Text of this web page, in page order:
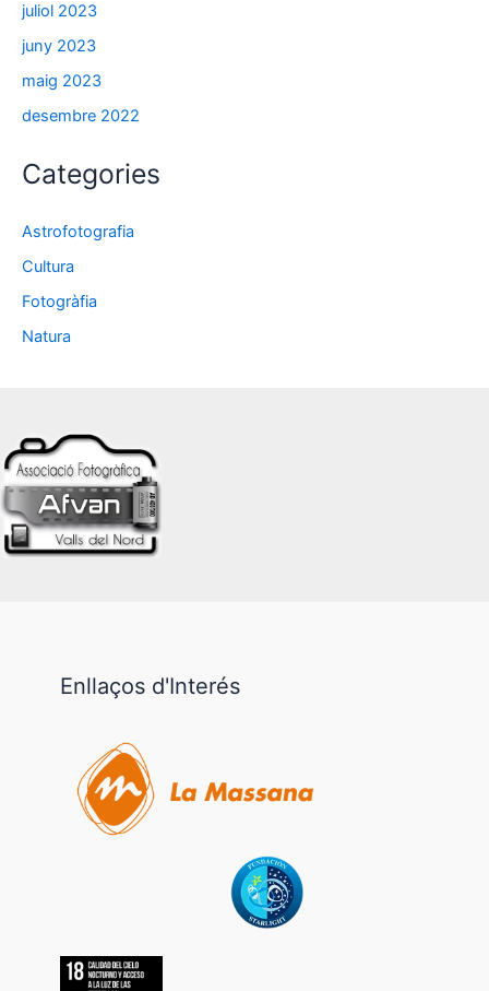
juliol 2023
juny 2023
maig 2023
desembre 2022
Categories
Astrofotografia
Cultura
Fotogràfia
Natura
Enllaços d'Interés